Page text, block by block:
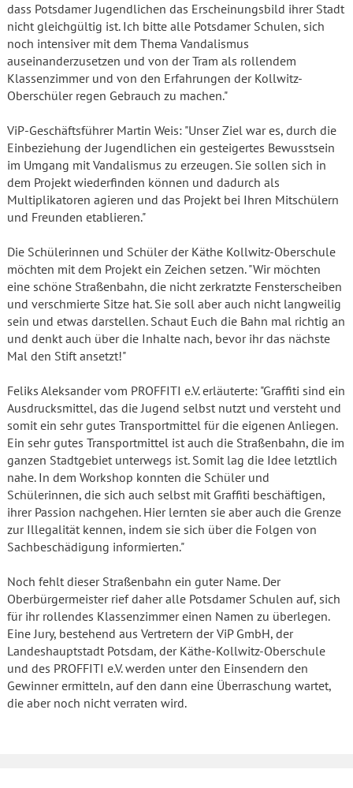
dass Potsdamer Jugendlichen das Erscheinungsbild ihrer Stadt
nicht gleichgültig ist. Ich bitte alle Potsdamer Schulen, sich
noch intensiver mit dem Thema Vandalismus
auseinanderzusetzen und von der Tram als rollendem
Klassenzimmer und von den Erfahrungen der Kollwitz-
Oberschüler regen Gebrauch zu machen."
ViP-Geschäftsführer Martin Weis: "Unser Ziel war es, durch die
Einbeziehung der Jugendlichen ein gesteigertes Bewusstsein
im Umgang mit Vandalismus zu erzeugen. Sie sollen sich in
dem Projekt wiederfinden können und dadurch als
Multiplikatoren agieren und das Projekt bei Ihren Mitschülern
und Freunden etablieren."
Die Schülerinnen und Schüler der Käthe Kollwitz-Oberschule
möchten mit dem Projekt ein Zeichen setzen. "Wir möchten
eine schöne Straßenbahn, die nicht zerkratzte Fensterscheiben
und verschmierte Sitze hat. Sie soll aber auch nicht langweilig
sein und etwas darstellen. Schaut Euch die Bahn mal richtig an
und denkt auch über die Inhalte nach, bevor ihr das nächste
Mal den Stift ansetzt!"
Feliks Aleksander vom PROFFITI e.V. erläuterte: "Graffiti sind ein
Ausdrucksmittel, das die Jugend selbst nutzt und versteht und
somit ein sehr gutes Transportmittel für die eigenen Anliegen.
Ein sehr gutes Transportmittel ist auch die Straßenbahn, die im
ganzen Stadtgebiet unterwegs ist. Somit lag die Idee letztlich
nahe. In dem Workshop konnten die Schüler und
Schülerinnen, die sich auch selbst mit Graffiti beschäftigen,
ihrer Passion nachgehen. Hier lernten sie aber auch die Grenze
zur Illegalität kennen, indem sie sich über die Folgen von
Sachbeschädigung informierten."
Noch fehlt dieser Straßenbahn ein guter Name. Der
Oberbürgermeister rief daher alle Potsdamer Schulen auf, sich
für ihr rollendes Klassenzimmer einen Namen zu überlegen.
Eine Jury, bestehend aus Vertretern der ViP GmbH, der
Landeshauptstadt Potsdam, der Käthe-Kollwitz-Oberschule
und des PROFFITI e.V. werden unter den Einsendern den
Gewinner ermitteln, auf den dann eine Überraschung wartet,
die aber noch nicht verraten wird.